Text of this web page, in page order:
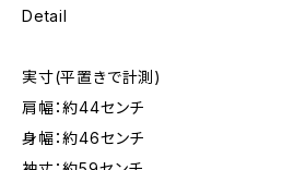
Detail
実寸(平置きで計測)
肩幅：約44センチ
身幅：約46センチ